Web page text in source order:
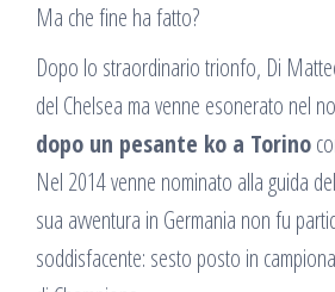
Ma che fine ha fatto?
Dopo lo straordinario trionfo, Di
del Chelsea ma venne esonerato nel
dopo un pesante ko a Torino
Nel 2014 venne nominato alla guida
sua avventura in Germania non fu
soddisfacente: sesto posto in